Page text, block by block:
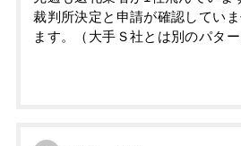
裁判所決定と申請が確認してい
ます。（大手Ｓ社とは別のパター